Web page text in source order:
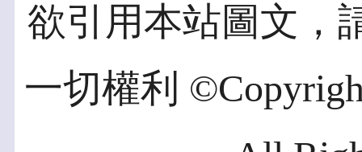
欲引用本站圖文，
一切權利